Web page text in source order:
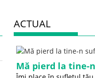
ACTUAL
Mă pierd la tine-